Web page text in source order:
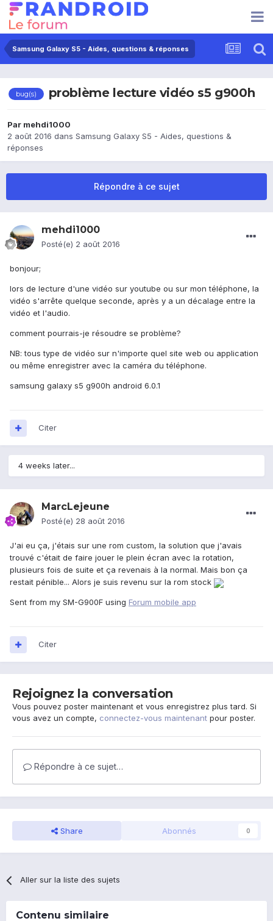
Samsung Galaxy S5 - Aides, questions & réponses
bug(s) problème lecture vidéo s5 g900h
Par mehdi1000
2 août 2016 dans Samsung Galaxy S5 - Aides, questions &
réponses
Répondre à ce sujet
mehdi1000
Posté(e) 2 août 2016
bonjour;
lors de lecture d'une vidéo sur youtube ou sur mon téléphone, la
vidéo s'arrête quelque seconde, après y a un décalage entre la
vidéo et l'audio.
comment pourrais-je résoudre se problème?
NB: tous type de vidéo sur n'importe quel site web ou application
ou même enregistrer avec la caméra du téléphone.
samsung galaxy s5 g900h android 6.0.1
Citer
4 weeks later...
MarcLejeune
Posté(e) 28 août 2016
J'ai eu ça, j'étais sur une rom custom, la solution que j'avais
trouvé c'était de faire jouer le plein écran avec la rotation,
plusieurs fois de suite et ça revenais à la normal. Mais bon ça
restait pénible... Alors je suis revenu sur la rom stock
Sent from my SM-G900F using Forum mobile app
Citer
Rejoignez la conversation
Vous pouvez poster maintenant et vous enregistrez plus tard. Si
vous avez un compte, connectez-vous maintenant pour poster.
Répondre à ce sujet…
Share Abonnés 0
Aller sur la liste des sujets
Contenu similaire